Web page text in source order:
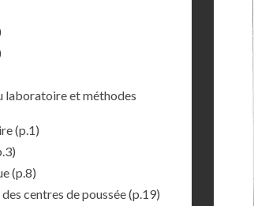
laboratoire et méthodes
(p.1)
(p.8)
centres de poussée(p.19)